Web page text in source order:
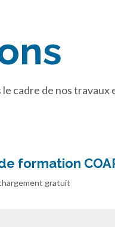
cadre de nos
formation
gratuit